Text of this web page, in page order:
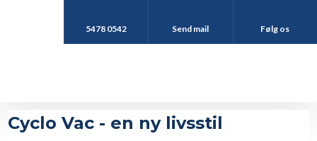
5478 0542 Send mail Følg os
Cyclo Vac - en ny livsstil